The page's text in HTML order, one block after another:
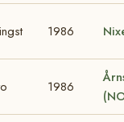
1986
1986